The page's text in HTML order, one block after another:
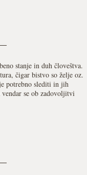
stanje in duh človeštva.
čigar bistvo so želje oz.
potrebno slediti in jih
se ob zadovoljitvi